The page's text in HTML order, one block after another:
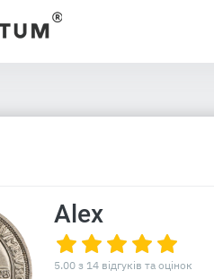
Alex
5.00 з 14 відгуків та оцінок